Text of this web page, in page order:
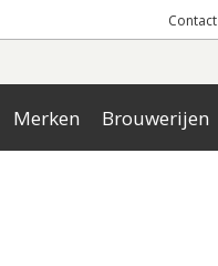
Contact
Merken Brouwerijen